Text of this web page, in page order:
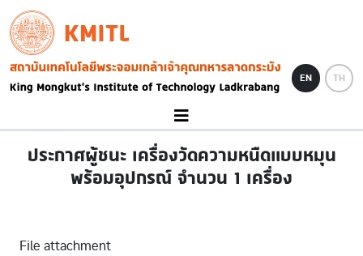
Skip to main content
KMITL
Image
EN TH
ประกาศผู้ชนะ เครื่องวัดความหนืดแบบหมุน
พร้อมอุปกรณ์ จำนวน 1 เครื่อง
File attachment